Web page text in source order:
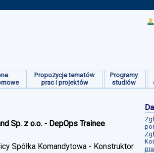
Propozycje tematów
prac i projektów
Programy
studiów
Sp. z o.o. - DepOps Trainee
Spółka Komandytowa - Konstruktor